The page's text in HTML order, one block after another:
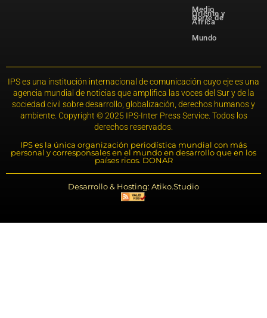
Medio
Oriente y
Norte de
África
Mundo
IPS es una institución internacional de comunicación cuyo eje es una
agencia mundial de noticias que amplifica las voces del Sur y de la
sociedad civil sobre desarrollo, globalización, derechos humanos y
ambiente. Copyright © 2025 IPS-Inter Press Service. Todos los
derechos reservados.
IPS es la única organización periodística mundial con más
personal y corresponsales en el mundo en desarrollo que en los
países ricos. DONAR
Desarrollo & Hosting: Atiko.Studio